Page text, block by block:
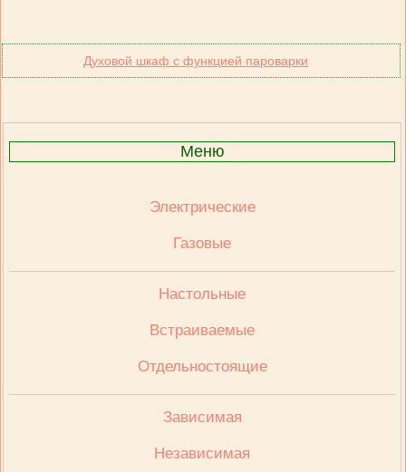
Духовой шкаф с функцией пароварки
Меню
Электрические
Газовые
Настольные
Встраиваемые
Отдельностоящие
Зависимая
Независимая